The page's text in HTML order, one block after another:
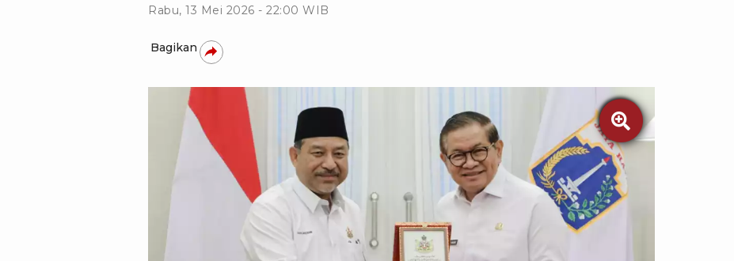
Rabu, 13 Mei 2026 - 22:00 WIB
Bagikan
